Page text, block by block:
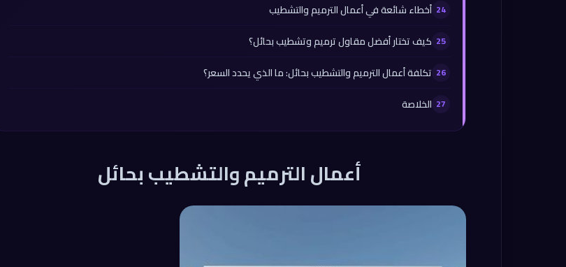
أخطاء شائعة في أعمال الترميم والتشطيب
كيف تختار أفضل مقاول ترميم وتشطيب بحائل؟
تكلفة أعمال الترميم والتشطيب بحائل: ما الذي يحدد السعر؟
الخلاصة
أعمال الترميم والتشطيب بحائل